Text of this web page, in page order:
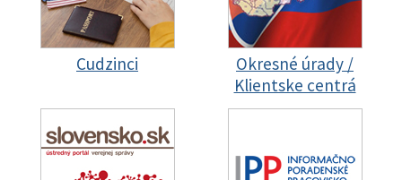
Cudzinci
Okresné úrady /
Klientske centrá